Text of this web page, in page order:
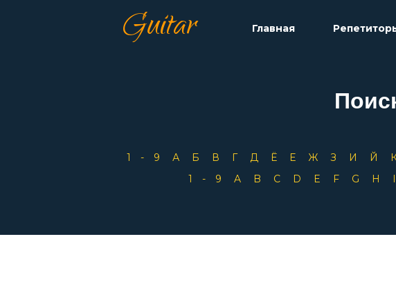
Guitar Главная
1-9 А Б В Г Д Ё Е Ж З И Й
1-9
A B C D E F G H